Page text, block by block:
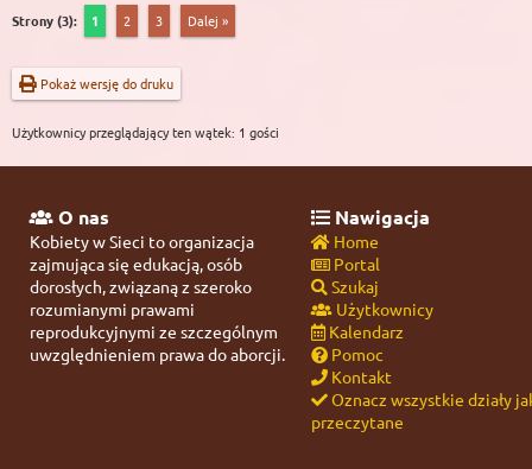
Strony (3): 1 2 3 Dalej »
Pokaż wersję do druku
Użytkownicy przeglądający ten wątek: 1 gości
O nas
Kobiety w Sieci to organizacja
zajmująca się edukacją, osób
dorosłych, związaną z szeroko
rozumianymi prawami
reprodukcyjnymi ze szczególnym
uwzględnieniem prawa do aborcji.
Nawigacja
Home
Portal
Szukaj
Użytkownicy
Kalendarz
Pomoc
Kontakt
Oznacz wszystkie działy
przeczytane